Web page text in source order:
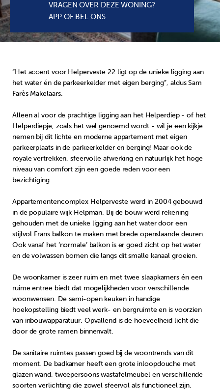
VRAGEN OVER DEZE WONING?
APP OF BEL ONS
“Het accent voor Helperveste 22 ligt op de unieke ligging aan
het water én de parkeerkelder met eigen berging”, aldus Sam
Farès Makelaars.
Alleen al voor de prachtige ligging aan het Helperdiep - of het
Helperdiepje, zoals het wel genoemd wordt - wil je een kijkje
nemen bij dit lichte en moderne appartement met eigen
parkeerplaats in de parkeerkelder en berging! Maar ook de
royale vertrekken, sfeervolle afwerking en natuurlijk het hoge
niveau van comfort zijn een goede reden voor een
bezichtiging.
Appartementencomplex Helperveste werd in 2004 gebouwd
in de populaire wijk Helpman. Bij de bouw werd rekening
gehouden met de unieke ligging aan het water door een
stijlvol Frans balkon te maken met brede openslaande deuren.
Ook vanaf het ‘normale’ balkon is er goed zicht op het water
en de volwassen bomen die langs dit smalle kanaal groeien.
De woonkamer is zeer ruim en met twee slaapkamers én een
ruime entree biedt dat mogelijkheden voor verschillende
woonwensen. De semi-open keuken in handige
hoekopstelling biedt veel werk- en bergruimte en is voorzien
van inbouwapparatuur. Opvallend is de hoeveelheid licht die
door de grote ramen binnenvalt.
De sanitaire ruimtes passen goed bij de woontrends van dit
moment. De badkamer heeft een grote inloopdouche met
glazen wand, tweepersoons wastafelmeubel en verschillende
soorten verlichting die zowel sfeervol als functioneel zijn.